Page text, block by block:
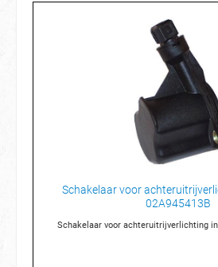
Schakelaar voor
02A945413B
Schakelaar voor achteruitrijverlichting